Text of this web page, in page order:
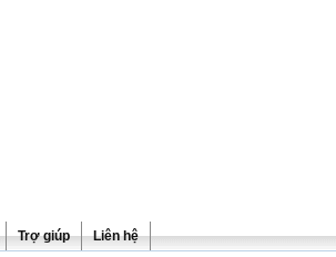
Trợ giúp Liên hệ